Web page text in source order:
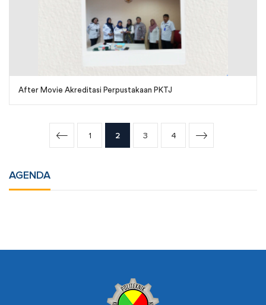
After Movie Akreditasi Perpustakaan PKTJ
1 2 3 4
AGENDA